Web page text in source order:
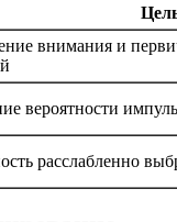
внимания и
вероятности
расслабленно